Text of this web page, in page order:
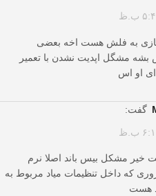
نیازی به فلش هست اخه بعضی
بشه مشگل اپدیت نشدن با تعمیر
او اس
گفت:
مشکل بیس باند اصلا نرم
که داخل تنظیمات میاد مربوط به
هست